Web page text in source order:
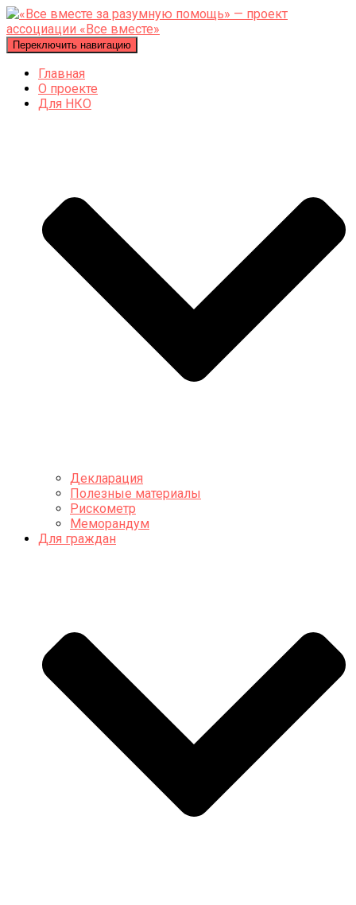
Переключить навигацию
Главная
О проекте
Для НКО
Декларация
Полезные материалы
Рискометр
Меморандум
Для граждан